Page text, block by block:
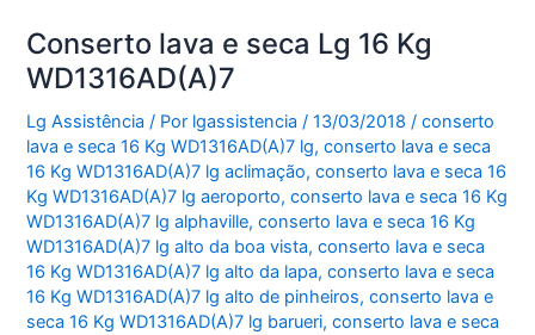
Conserto lava e seca Lg 16 Kg
WD1316AD(A)7
Lg Assistência / Por lgassistencia/13/03/2018 /conserto
lava e seca 16 Kg WD1316AD(A)7 lg,conserto lava e seca
16 Kg WD1316AD(A)7 lg aclimação,conserto lava e seca 16
Kg WD1316AD(A)7 lg aeroporto,conserto lava e seca 16 Kg
WD1316AD(A)7 lg alphaville,conserto lava e seca 16 Kg
WD1316AD(A)7 lg alto da boa vista,conserto lava e seca
16 Kg WD1316AD(A)7 lg alto da lapa,conserto lava e seca
16 Kg WD1316AD(A)7 lg alto de pinheiros,conserto lava e
seca 16 Kg WD1316AD(A)7 lg barueri,conserto lava e seca